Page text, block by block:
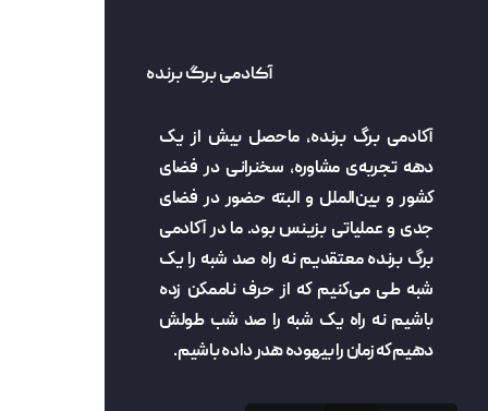
آکادمی برگ برنده
آکادمی برگ برنده، ماحصل بیش از یک
دهه تجربه‌ی مشاوره، سخنرانی در فضای
کشور و بین‌الملل و البته حضور در فضای
جدی و عملیاتی بزینس بود. ما در آکادمی
برگ برنده معتقدیم نه راه صد شبه را یک
شبه طی می‌کنیم که از حرف ناممکن زده
باشیم نه راه یک شبه را صد شب طولش
دهیم که زمان را بیهوده هدر داده باشیم.